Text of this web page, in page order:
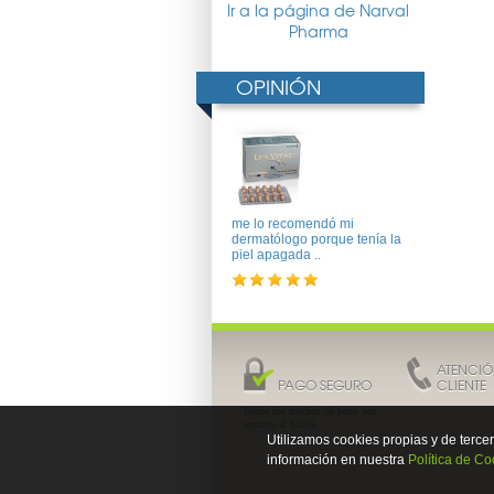
Ir a la página de Narval
Pharma
OPINIÓN
me lo recomendó mi
dermatólogo porque tenía la
piel apagada ..
PAGO SEGURO CLIENTE
Utilizamos cookies propias y de
información en nuestra Política de